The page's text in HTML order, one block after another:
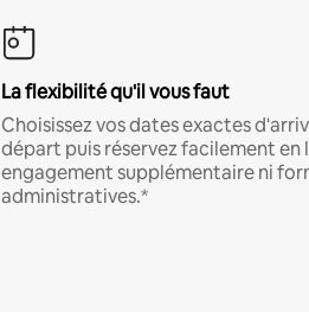
La flexibilité qu'il vous faut
Choisissez vos dates exactes
départ puis réservez facilement en
engagement supplémentaire ni
administratives.*